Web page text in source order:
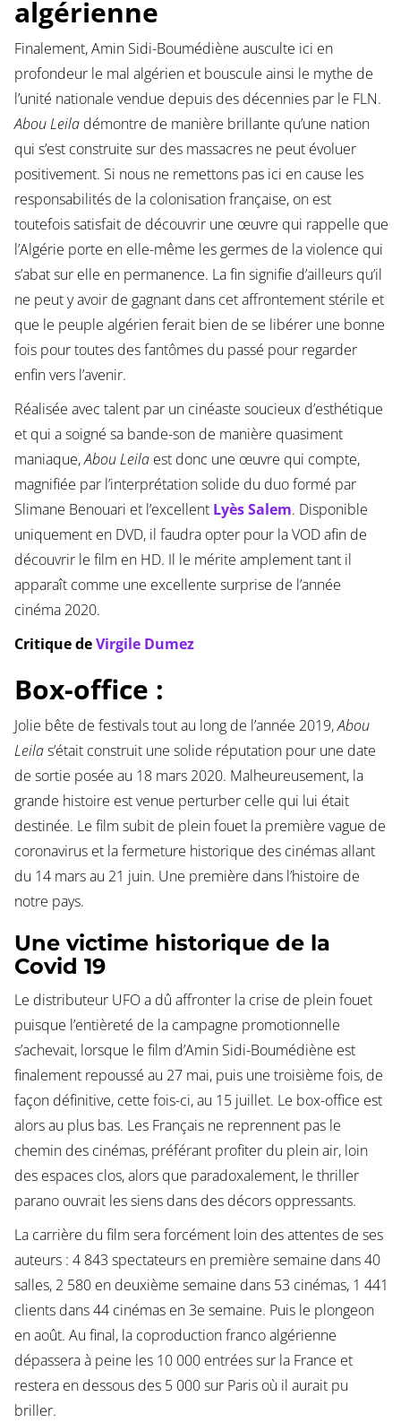
algérienne
Finalement, Amin Sidi-Boumédiène ausculte ici en
profondeur le mal algérien et bouscule ainsi le mythe de
l’unité nationale vendue depuis des décennies par le FLN.
Abou Leiladémontre de manière brillante qu’une nation
qui s’est construite sur des massacres ne peut évoluer
positivement. Si nous ne remettons pas ici en cause les
responsabilités de la colonisation française, on est
toutefois satisfait de découvrir une œuvre qui rappelle que
l’Algérie porte en elle-même les germes de la violence qui
s’abat sur elle en permanence. La fin signifie d’ailleurs qu’il
ne peut y avoir de gagnant dans cet affrontement stérile et
que le peuple algérien ferait bien de se libérer une bonne
fois pour toutes des fantômes du passé pour regarder
enfin vers l’avenir.
Réalisée avec talent par un cinéaste soucieux d’esthétique
et qui a soigné sa bande-son de manière quasiment
maniaque,Abou Leilaest donc une œuvre qui compte,
magnifiée par l’interprétation solide du duo formé par
Slimane Benouari et l’excellent Lyès Salem. Disponible
uniquement en DVD, il faudra opter pour la VOD afin de
découvrir le film en HD. Il le mérite amplement tant il
apparaît comme une excellente surprise de l’année
cinéma 2020.
Critique deVirgile Dumez
Box-office :
Jolie bête de festivals tout au long de l’année 2019,Abou
Leilas’était construit une solide réputation pour une date
de sortie posée au 18 mars 2020. Malheureusement, la
grande histoire est venue perturber celle qui lui était
destinée. Le film subit de plein fouet la première vague de
coronavirus et la fermeture historique des cinémas allant
du 14 mars au 21 juin. Une première dans l’histoire de
notre pays.
Une victime historique de la
Covid 19
Le distributeur UFO a dû affronter la crise de plein fouet
puisque l’entièreté de la campagne promotionnelle
s’achevait, lorsque le film d’Amin Sidi-Boumédiène est
finalement repoussé au 27 mai, puis une troisième fois, de
façon définitive, cette fois-ci, au 15 juillet. Le box-office est
alors au plus bas. Les Français ne reprennent pas le
chemin des cinémas, préférant profiter du plein air, loin
des espaces clos, alors que paradoxalement, le thriller
parano ouvrait les siens dans des décors oppressants.
La carrière du film sera forcément loin des attentes de ses
auteurs : 4 843 spectateurs en première semaine dans 40
salles, 2 580 en deuxième semaine dans 53 cinémas, 1 441
clients dans 44 cinémas en 3e semaine. Puis le plongeon
en août. Au final, la coproduction franco algérienne
dépassera à peine les 10 000 entrées sur la France et
restera en dessous des 5 000 sur Paris où il aurait pu
briller.